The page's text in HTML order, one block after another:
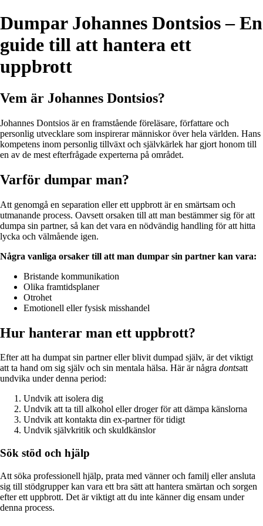
Dumpar Johannes Dontsios – En
guide till att hantera ett
uppbrott
Vem är Johannes Dontsios?
Johannes Dontsios är en framstående föreläsare, författare och
personlig utvecklare som inspirerar människor över hela världen. Hans
kompetens inom personlig tillväxt och självkärlek har gjort honom till
en av de mest efterfrågade experterna på området.
Varför dumpar man?
Att genomgå en separation eller ett uppbrott är en smärtsam och
utmanande process. Oavsett orsaken till att man bestämmer sig för att
dumpa sin partner, så kan det vara en nödvändig handling för att hitta
lycka och välmående igen.
Några vanliga orsaker till att man dumpar sin partner kan vara:
Bristande kommunikation
Olika framtidsplaner
Otrohet
Emotionell eller fysisk misshandel
Hur hanterar man ett uppbrott?
Efter att ha dumpat sin partner eller blivit dumpad själv, är det viktigt
att ta hand om sig själv och sin mentala hälsa. Här är några dontsatt
undvika under denna period:
Undvik att isolera dig
Undvik att ta till alkohol eller droger för att dämpa känslorna
Undvik att kontakta din ex-partner för tidigt
Undvik självkritik och skuldkänslor
Sök stöd och hjälp
Att söka professionell hjälp, prata med vänner och familj eller ansluta
sig till stödgrupper kan vara ett bra sätt att hantera smärtan och sorgen
efter ett uppbrott. Det är viktigt att du inte känner dig ensam under
denna process.